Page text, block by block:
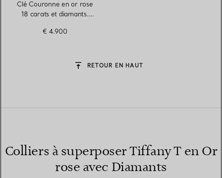
Clé Couronne en or rose
18 carats et diamants.
€ 4.900
RETOUR EN HAUT
Colliers à superposer Tiffany T en Or
rose avec Diamants